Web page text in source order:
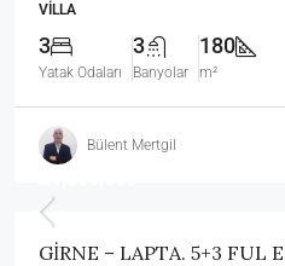
VILLA
3
Yatak Odaları
3
Banyolar
180
m²
Bülent Mertgil
GİRNE – LAPTA. 5+3 FUL